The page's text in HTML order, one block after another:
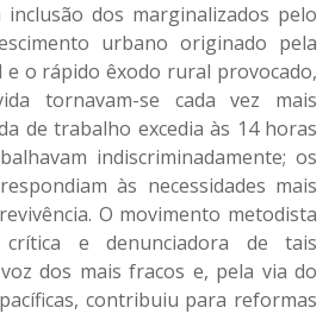
inclusão dos marginalizados pelo
urbano originado pela
e o rápido êxodo rural provocado,
tornavam-se cada vez mais
de trabalho excedia às 14 horas
indiscriminadamente; os
às necessidades mais
O movimento metodista
e denunciadora de tais
dos mais fracos e, pela via do
contribuiu para reformas